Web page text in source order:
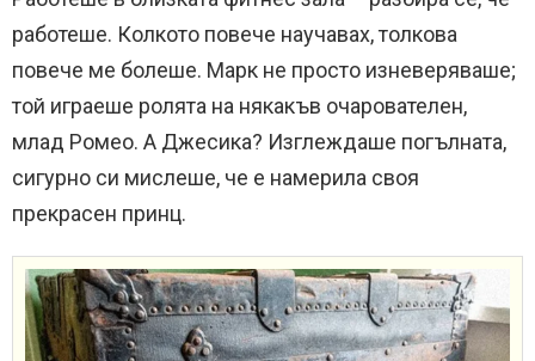
работеше. Колкото повече научавах, толкова
повече ме болеше. Марк не просто изневеряваше;
той играеше ролята на някакъв очарователен,
млад Ромео. А Джесика? Изглеждаше погълната,
сигурно си мислеше, че е намерила своя
прекрасен принц.